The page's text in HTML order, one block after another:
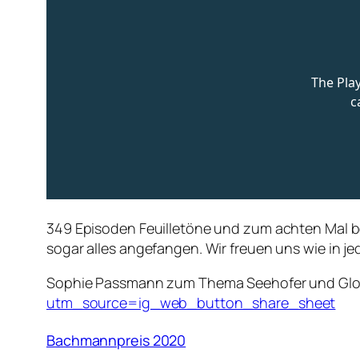
349 Episoden Feuilletöne und zum achten Mal
sogar alles angefangen. Wir freuen uns wie in
Sophie Passmann zum Thema Seehofer und
utm_source=ig_web_button_share_sheet
Bachmannpreis 2020